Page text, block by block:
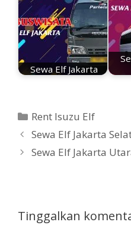
Sewa Elf Jakarta
Kategori
Rent Isuzu Elf
Sewa Elf Jakarta
Sewa Elf Jakarta
Tinggalkan